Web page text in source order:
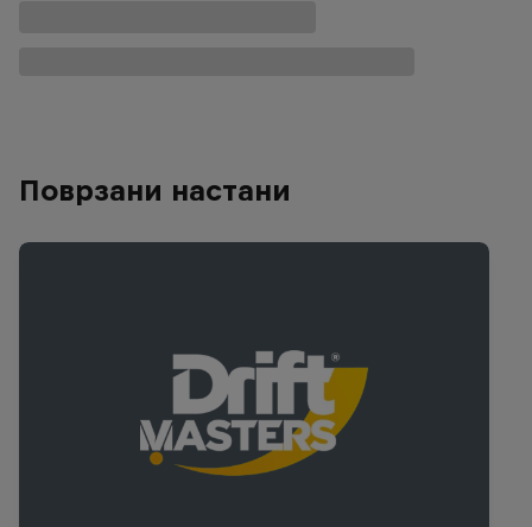
Поврзани настани